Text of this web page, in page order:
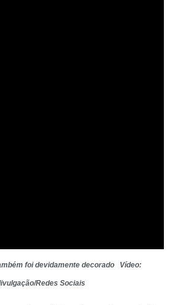
foi devidamente decorado Vídeo:
Redes Sociais